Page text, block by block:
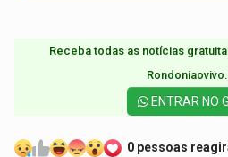
Receba todas as notícias
ENTRAR NO
0 pessoas